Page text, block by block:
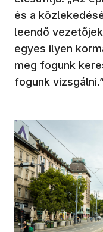
és a
leendő
egyes ilyen
meg fogunk
fogunk